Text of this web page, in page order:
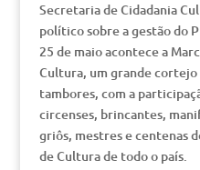
Secretaria de Cidadania
político sobre a gestão do
25 de maio acontece a
Cultura, um grande cortejo
tambores, com a
circenses, brincantes,
griôs, mestres e centenas
de Cultura de todo o país.